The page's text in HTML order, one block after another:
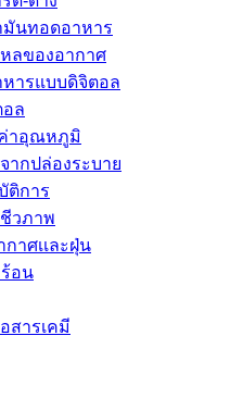
นทอดอาหาร
หลของอากาศ
ารแบบดิจิตอล
อล
ค่าอุณหภูมิ
ากปล่องระบาย
ติการ
ชีวภาพ
กาศเเละฝุ่น
อน
สารเคมี